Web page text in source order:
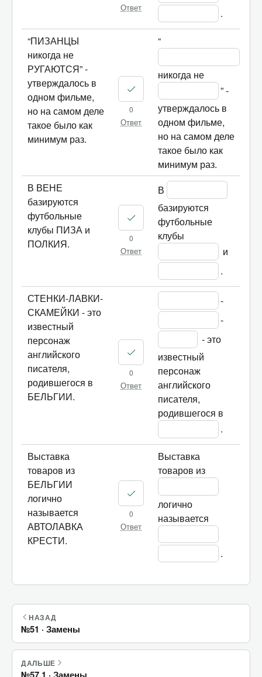
Ответ .
“ПИЗАНЦЫ
никогда не
РУГАЮТСЯ” -
утверждалось в
одном фильме,
но на самом деле
такое было как
минимум раз.
0
Ответ
“
никогда не
” -
утверждалось в
одном фильме,
но на самом деле
такое было как
минимум раз.
В ВЕНЕ
базируются
футбольные
клубы ПИЗА и
ПОЛКИЯ.
0
Ответ
В
базируются
футбольные
клубы
и
.
СТЕНКИ-ЛАВКИ-
СКАМЕЙКИ - это
известный
персонаж
английского
писателя,
родившегося в
БЕЛЬГИИ.
0
Ответ
-
-
- это
известный
персонаж
английского
писателя,
родившегося в
.
Выставка
товаров из
БЕЛЬГИИ
логично
называется
АВТОЛАВКА
КРЕСТИ.
0
Ответ
Выставка
товаров из
логично
называется
.
НАЗАД
№51 · Замены
ДАЛЬШЕ
№57.1 · Замены